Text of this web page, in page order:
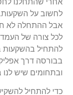
לחשוב על
אבל ההתחלה לא
לכל צורה של
להתחיל בהשקעות
בבורסה דרך
ובתחומים שיש לנו
כדי להתחיל